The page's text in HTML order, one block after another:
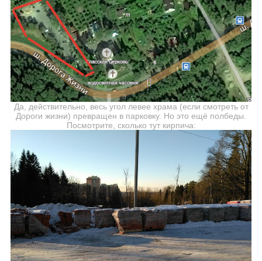
Да, действительно, весь угол левее храма (если смотреть от
Дороги жизни) превращен в парковку. Но это ещё полбеды.
Посмотрите, сколько тут кирпича: